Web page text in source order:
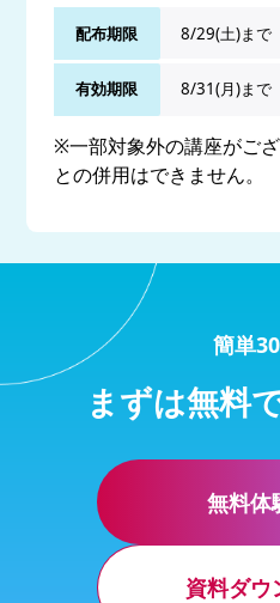
配布期限 8/29(土)まで
有効期限 8/31(月)まで
※一部対象外の講座がご
との併用はできません。
簡単
まずは無料
無料体
資料ダウ